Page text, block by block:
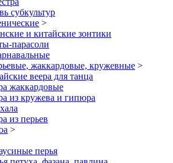
субкультур
>
и китайские зонтики
парасоли
жаккардовые, кружевные >
веера для танца
жаккардовые
из кружева и гипюра
из перьев
>
перья